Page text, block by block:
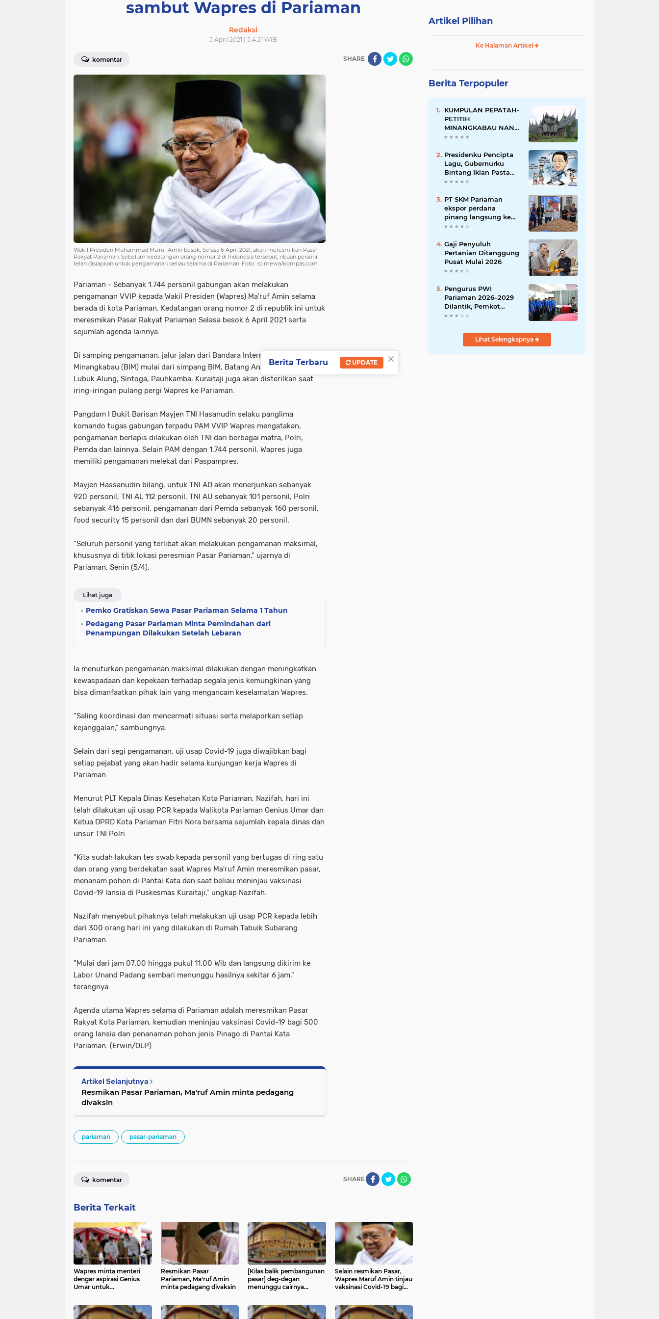
sambut Wapres di Pariaman
Redaksi
5 April 2021 | 5.4.21 WIB
komentar SHARE
Wakil Presiden Muhammad Ma'ruf Amin besok, Selasa 6 April 2021, akan meresmikan Pasar
Rakyat Pariaman. Sebelum kedatangan orang nomor 2 di Indonesia tersebut, ribuan personil
telah disiapkan untuk pengamanan beliau selama di Pariaman. Foto: istimewa/kompas.com
Pariaman - Sebanyak 1.744 personil gabungan akan melakukan
pengamanan VVIP kepada Wakil Presiden (Wapres) Ma'ruf Amin selama
berada di kota Pariaman. Kedatangan orang nomor 2 di republik ini untuk
meresmikan Pasar Rakyat Pariaman Selasa besok 6 April 2021 serta
sejumlah agenda lainnya.
Di samping pengamanan, jalur jalan dari Bandara Internasional
Minangkabau (BIM) mulai dari simpang BIM, Batang Anai, Simpang Lintas
Lubuk Alung, Sintoga, Pauhkamba, Kuraitaji juga akan disterilkan saat
iring-iringan pulang pergi Wapres ke Pariaman.
Pangdam I Bukit Barisan Mayjen TNI Hasanudin selaku panglima
komando tugas gabungan terpadu PAM VVIP Wapres mengatakan,
pengamanan berlapis dilakukan oleh TNI dari berbagai matra, Polri,
Pemda dan lainnya. Selain PAM dengan 1.744 personil, Wapres juga
memiliki pengamanan melekat dari Paspampres.
Mayjen Hassanudin bilang, untuk TNI AD akan menerjunkan sebanyak
920 personil, TNI AL 112 personil, TNI AU sebanyak 101 personil, Polri
sebanyak 416 personil, pengamanan dari Pemda sebanyak 160 personil,
food security 15 personil dan dari BUMN sebanyak 20 personil.
"Seluruh personil yang terlibat akan melakukan pengamanan maksimal,
khususnya di titik lokasi peresmian Pasar Pariaman," ujarnya di
Pariaman, Senin (5/4).
Lihat juga
Pemko Gratiskan Sewa Pasar Pariaman Selama 1 Tahun
Pedagang Pasar Pariaman Minta Pemindahan dari
Penampungan Dilakukan Setelah Lebaran
Ia menuturkan pengamanan maksimal dilakukan dengan meningkatkan
kewaspadaan dan kepekaan terhadap segala jenis kemungkinan yang
bisa dimanfaatkan pihak lain yang mengancam keselamatan Wapres.
"Saling koordinasi dan mencermati situasi serta melaporkan setiap
kejanggalan," sambungnya.
Selain dari segi pengamanan, uji usap Covid-19 juga diwajibkan bagi
setiap pejabat yang akan hadir selama kunjungan kerja Wapres di
Pariaman.
Menurut PLT Kepala Dinas Kesehatan Kota Pariaman, Nazifah, hari ini
telah dilakukan uji usap PCR kepada Walikota Pariaman Genius Umar dan
Ketua DPRD Kota Pariaman Fitri Nora bersama sejumlah kepala dinas dan
unsur TNI Polri.
"Kita sudah lakukan tes swab kepada personil yang bertugas di ring satu
dan orang yang berdekatan saat Wapres Ma'ruf Amin meresmikan pasar,
menanam pohon di Pantai Kata dan saat beliau meninjau vaksinasi
Covid-19 lansia di Puskesmas Kuraitaji," ungkap Nazifah.
Nazifah menyebut pihaknya telah melakukan uji usap PCR kepada lebih
dari 300 orang hari ini yang dilakukan di Rumah Tabuik Subarang
Pariaman.
"Mulai dari jam 07.00 hingga pukul 11.00 Wib dan langsung dikirim ke
Labor Unand Padang sembari menunggu hasilnya sekitar 6 jam,"
terangnya.
Agenda utama Wapres selama di Pariaman adalah meresmikan Pasar
Rakyat Kota Pariaman, kemudian meninjau vaksinasi Covid-19 bagi 500
orang lansia dan penanaman pohon jenis Pinago di Pantai Kata
Pariaman. (Erwin/OLP)
Artikel Selanjutnya
Resmikan Pasar Pariaman, Ma'ruf Amin minta pedagang
divaksin
pariaman pasar-pariaman
SHARE
komentar
Berita Terkait
Wapres minta menteri
dengar aspirasi Genius
Umar untuk
terapung
Resmikan Pasar
Pariaman, Ma'ruf Amin
minta pedagang divaksin
[Kilas balik pembangunan
pasar] deg-degan
menunggu cairnya
Selain resmikan Pasar,
Wapres Maruf Amin tinjau
vaksinasi Covid-19 bagi
Artikel Pilihan
Ke Halaman Artikel
Berita Terpopuler
KUMPULAN PEPATAH-
PETITIH
MINANGKABAU NAN
ELOK
Presidenku Pencipta
Lagu, Gubernurku
Bintang Iklan Pasta
Gigi
PT SKM Pariaman
ekspor perdana
pinang langsung ke
India
Gaji Penyuluh
Pertanian Ditanggung
Pusat Mulai 2026
Pengurus PWI
Pariaman 2026–2029
Dilantik, Pemkot
Tekankan Sinergi dan
Lihat Selengkapnya
×
Berita Terbaru UPDATE